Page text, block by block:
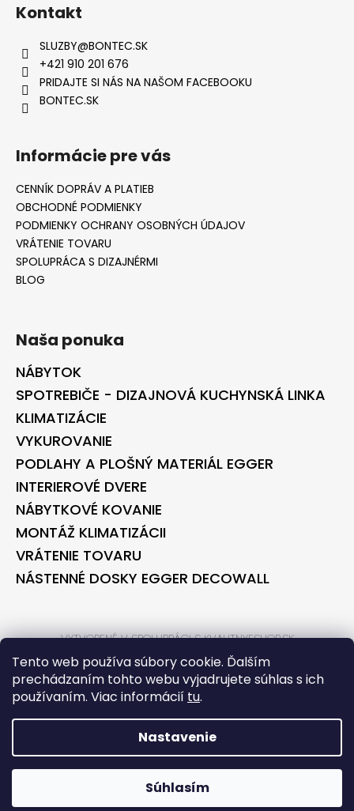
Tento web používa súbory cookie. Ďalším
prechádzaním tohto webu vyjadrujete súhlas s ich
používaním. Viac informácií tu.
Nastavenie
Súhlasím
Kontakt
SLUZBY@BONTEC.SK
+421 910 201 676
PRIDAJTE SI NÁS NA NAŠOM FACEBOOKU
BONTEC.SK
Informácie pre vás
CENNÍK DOPRÁV A PLATIEB
OBCHODNÉ PODMIENKY
PODMIENKY OCHRANY OSOBNÝCH ÚDAJOV
VRÁTENIE TOVARU
SPOLUPRÁCA S DIZAJNÉRMI
BLOG
Naša ponuka
NÁBYTOK
SPOTREBIČE - DIZAJNOVÁ KUCHYNSKÁ LINKA
KLIMATIZÁCIE
VYKUROVANIE
PODLAHY A PLOŠNÝ MATERIÁL EGGER
INTERIEROVÉ DVERE
NÁBYTKOVÉ KOVANIE
MONTÁŽ KLIMATIZÁCII
VRÁTENIE TOVARU
NÁSTENNÉ DOSKY EGGER DECOWALL
VYTVORENÉ V SPOLUPRÁCI S KVALITNYESHOP.SK
VYTVORENÉ V SPOLUPRÁCI S BONTEC.SK
VYTVORIL SHOPTET
BONTECSHOP. VŠETKY PRÁVA VYHRADENÉ.
*** PARTNER PRE STAVEBNÉ
REKONŠTRUKCIE TECORA*** PARTNER PRE